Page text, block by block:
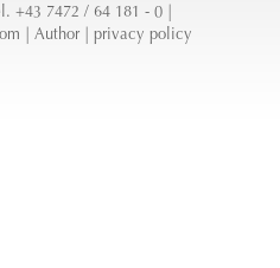
+43 7472 / 64 181 - 0 |
Author| privacy policy